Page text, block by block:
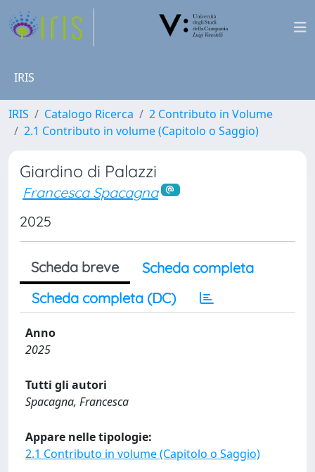
IRIS
IRIS Catalogo Ricerca
2 Contributo in Volume
2.1 Contributo in volume (Capitolo o Saggio)
Giardino di Palazzi
Francesca Spacagna
2025
Scheda breve
Scheda completa
Scheda completa (DC)
Anno
2025
Tutti gli autori
Spacagna, Francesca
Appare nelle tipologie:
2.1 Contributo in volume (Capitolo o Saggio)